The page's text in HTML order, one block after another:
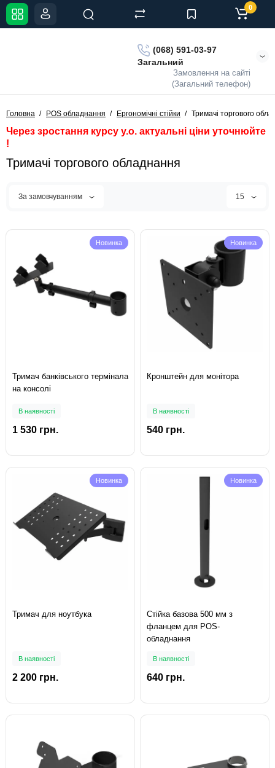
(068) 591-03-97
Загальний
Замовлення на сайті
(Загальний телефон)
0
Головна POS обладнання Ергономічні стійки Тримачі торгового
Через зростання курсу у.о. актуальні ціни уточнюйте
!
Тримачі торгового обладнання
За замовчуванням 15
Новинка
Тримач банківського термінала
на консолі
В наявності
1 530 грн.
Новинка
Кронштейн для монітора
В наявності
540 грн.
Новинка
Тримач для ноутбука
В наявності
2 200 грн.
Новинка
Стійка базова 500 мм з
фланцем для POS-
обладнання
В наявності
640 грн.